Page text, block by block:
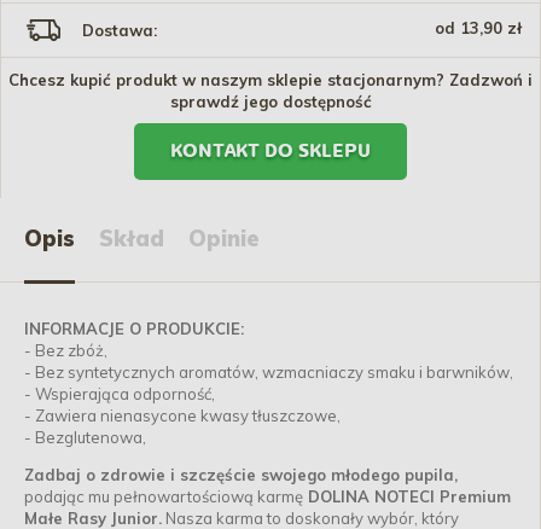
Dostawa: od 13,90 zł
Chcesz kupić produkt w naszym sklepie stacjonarnym? Zadzwoń i
sprawdź jego dostępność
KONTAKT DO SKLEPU
Opis Skład Opinie
INFORMACJE O PRODUKCIE:
- Bez zbóż,
- Bez syntetycznych aromatów, wzmacniaczy smaku i barwników,
- Wspierająca odporność,
- Zawiera nienasycone kwasy tłuszczowe,
- Bezglutenowa,
Zadbaj o zdrowie i szczęście swojego młodego pupila,
podając mu pełnowartościową karmę DOLINA NOTECI Premium
Małe Rasy Junior. Nasza karma to doskonały wybór, który